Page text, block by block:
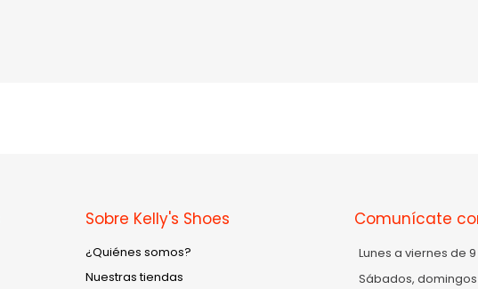
Sobre Kelly's Shoes
¿Quiénes somos?
Nuestras tiendas
Comunícate
Lunes a viernes de 9
Sábados,